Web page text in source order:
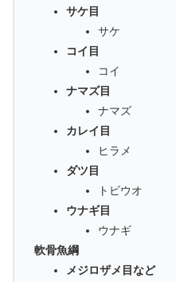
サケ目
サケ
コイ目
コイ
ナマズ目
ナマズ
カレイ目
ヒラメ
ダツ目
トビウオ
ウナギ目
ウナギ
軟骨魚綱
メジロザメ目など